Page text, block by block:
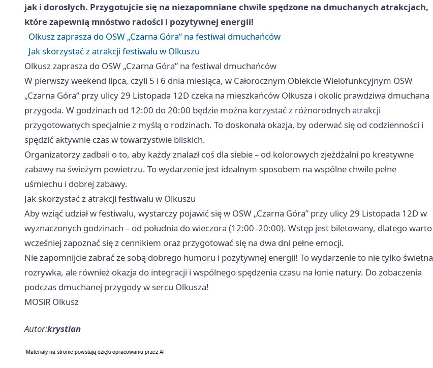
jak i dorosłych. Przygotujcie się na niezapomniane chwile spędzone na dmuchanych atrakcjach,
które zapewnią mnóstwo radości i pozytywnej energii!
Olkusz zaprasza do OSW „Czarna Góra” na festiwal dmuchańców
Jak skorzystać z atrakcji festiwalu w Olkuszu
Olkusz zaprasza do OSW „Czarna Góra” na festiwal dmuchańców
W pierwszy weekend lipca, czyli 5 i 6 dnia miesiąca, w Całorocznym Obiekcie Wielofunkcyjnym OSW
„Czarna Góra” przy ulicy 29 Listopada 12D czeka na mieszkańców Olkusza i okolic prawdziwa dmuchana
przygoda. W godzinach od 12:00 do 20:00 będzie można korzystać z różnorodnych atrakcji
przygotowanych specjalnie z myślą o rodzinach. To doskonała okazja, by oderwać się od codzienności i
spędzić aktywnie czas w towarzystwie bliskich.
Organizatorzy zadbali o to, aby każdy znalazł coś dla siebie – od kolorowych zjeżdżalni po kreatywne
zabawy na świeżym powietrzu. To wydarzenie jest idealnym sposobem na wspólne chwile pełne
uśmiechu i dobrej zabawy.
Jak skorzystać z atrakcji festiwalu w Olkuszu
Aby wziąć udział w festiwalu, wystarczy pojawić się w OSW „Czarna Góra” przy ulicy 29 Listopada 12D w
wyznaczonych godzinach – od południa do wieczora (12:00–20:00). Wstęp jest biletowany, dlatego warto
wcześniej zapoznać się z cennikiem oraz przygotować się na dwa dni pełne emocji.
Nie zapomnijcie zabrać ze sobą dobrego humoru i pozytywnej energii! To wydarzenie to nie tylko świetna
rozrywka, ale również okazja do integracji i wspólnego spędzenia czasu na łonie natury. Do zobaczenia
podczas dmuchanej przygody w sercu Olkusza!
MOSiR Olkusz
Autor:krystian